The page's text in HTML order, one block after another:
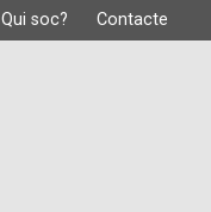
Qui soc? Contacte